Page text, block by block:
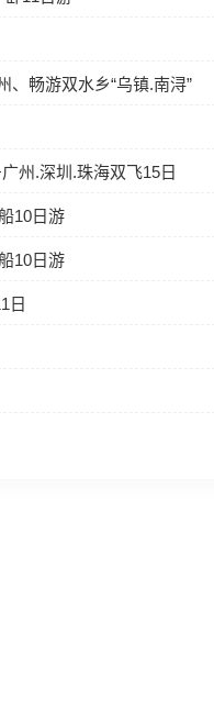
、畅游双水乡“乌镇.南浔”
州.深圳.珠海双飞15日
10日游
10日游
日